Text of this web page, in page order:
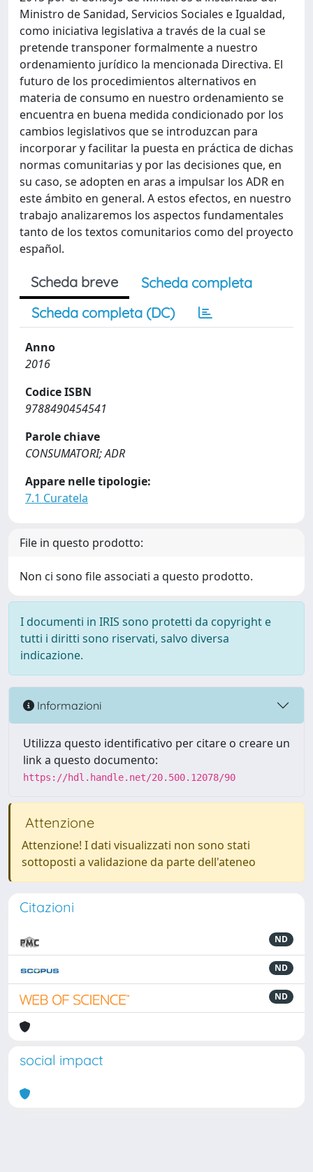
Ministro de Sanidad, Servicios Sociales e Igualdad,
como iniciativa legislativa a través de la cual se
pretende transponer formalmente a nuestro
ordenamiento jurídico la mencionada Directiva. El
futuro de los procedimientos alternativos en
materia de consumo en nuestro ordenamiento se
encuentra en buena medida condicionado por los
cambios legislativos que se introduzcan para
incorporar y facilitar la puesta en práctica de dichas
normas comunitarias y por las decisiones que, en
su caso, se adopten en aras a impulsar los ADR en
este ámbito en general. A estos efectos, en nuestro
trabajo analizaremos los aspectos fundamentales
tanto de los textos comunitarios como del proyecto
español.
Scheda breve
Scheda completa
Scheda completa (DC)
Anno
2016
Codice ISBN
9788490454541
Parole chiave
CONSUMATORI; ADR
Appare nelle tipologie:
7.1 Curatela
File in questo prodotto:
Non ci sono file associati a questo prodotto.
I documenti in IRIS sono protetti da copyright e
tutti i diritti sono riservati, salvo diversa
indicazione.
Informazioni
Utilizza questo identificativo per citare o creare un
link a questo documento:
https://hdl.handle.net/20.500.12078/90
Attenzione
Attenzione! I dati visualizzati non sono stati
sottoposti a validazione da parte dell'ateneo
Citazioni
ND
ND
ND
social impact